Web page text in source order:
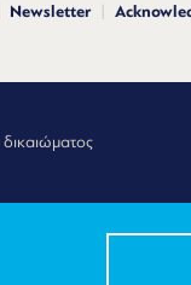
Newsletter